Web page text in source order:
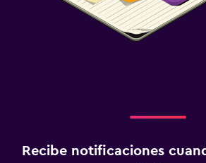
Recibe notificaciones